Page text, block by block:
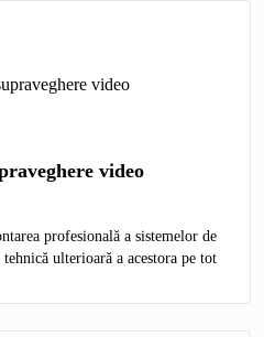
video
profesională a sistemelor de
ulterioară a acestora pe tot